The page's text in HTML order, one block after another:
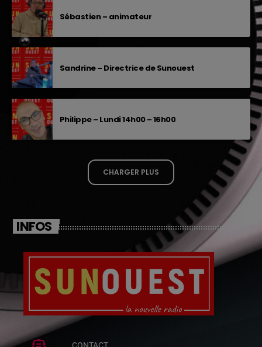
Sébastien – animateur
Sandrine – Directrice de Sunouest
Philippe – Lundi 14h00 – 16h00
CHARGER PLUS
INFOS
CONTACT